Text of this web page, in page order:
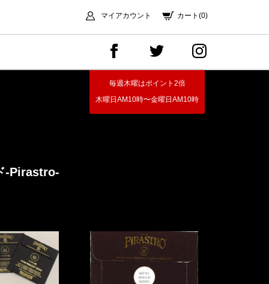
マイアカウント カート(0)
毎週木曜はポイント2倍
木曜日AM10時〜金曜日AM10時
-Pirastro-